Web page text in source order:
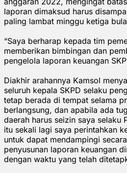
laporan dimaksud harus
paling lambat minggu ketiga
“Saya berharap kepada tim
memberikan bimbingan dan
pengelola laporan keuangan
Diakhir arahannya Kamsol
seluruh kepala SKPD selaku
tetap berada di tempat selama
berlangsung, dan apabila ada
daerah harus seizin saya selaku
itu sekali lagi saya perintahkan
untuk dapat mendampingi
penyusunan laporan keuangan
dengan waktu yang telah